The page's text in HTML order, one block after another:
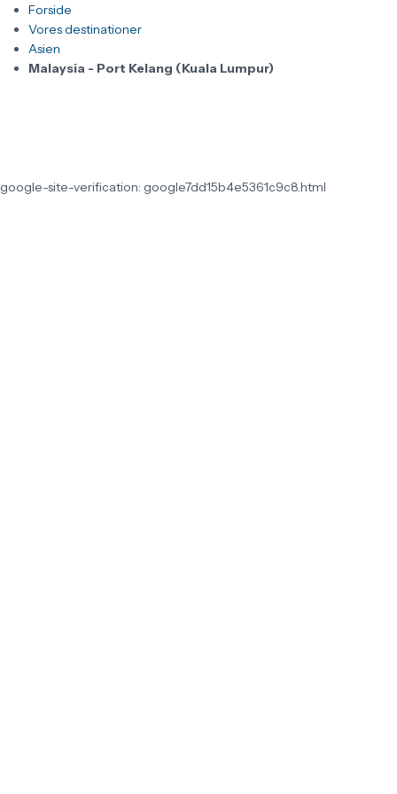
Forside
Vores destinationer
Asien
Malaysia - Port Kelang (Kuala Lumpur)
google-site-verification: google7dd15b4e5361c9c8.html